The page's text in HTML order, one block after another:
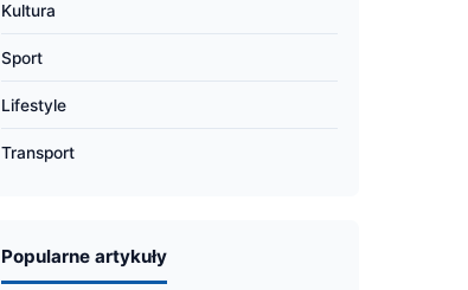
Kultura
Sport
Lifestyle
Transport
Popularne artykuły